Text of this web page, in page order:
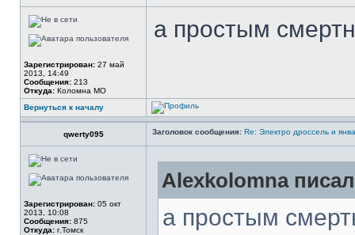
Зарегистрирован: 27 май
2013, 14:49
Сообщения: 213
Откуда: Коломна МО
а простым
Вернуться к началу
qwerty095 Заголовок сообщения: Re: Электро дроссель и
Зарегистрирован: 05 окт
2013, 10:08
Сообщения: 875
Откуда: г.Томск
Alexkolomna
а простым